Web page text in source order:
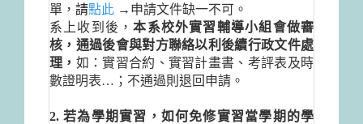
單， 請點此 →申請文件缺一不可。
系上收到後，本系校外實習輔導小組 會做審
核，通過後會與對方聯絡以利後續行政文件處
理， 如：實習合約、實習計畫書、考評表及時
數證明表…；不通過則退回申請。
2. 若為學期實習，如何免修實習當學期的學